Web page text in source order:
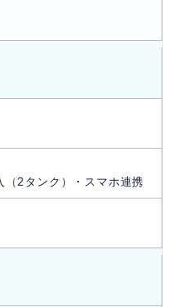
2タンク）・スマホ連携